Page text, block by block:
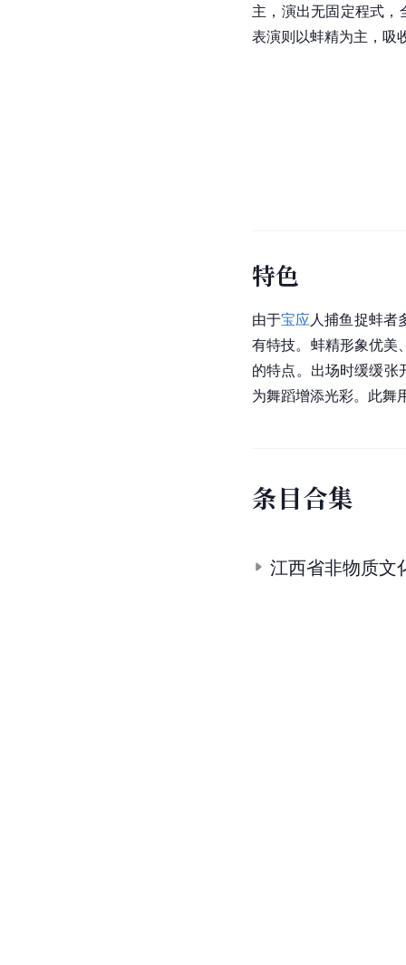
主，演出无固定程式
表演则以蚌精为主，吸
特色
由于宝应 人捕鱼捉蚌者
有特技。蚌精形象优美
的特点。出场时缓缓
为舞蹈增添光彩。此舞
条目合集
江西省非物质文